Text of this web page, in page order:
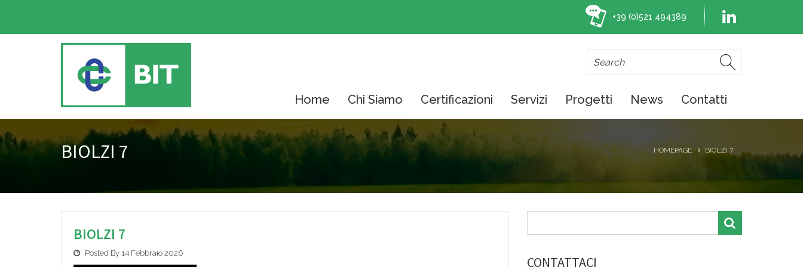
+39 (0)521 494389
Home Chi Siamo Certificazioni Servizi Progetti News Contatti
BIOLZI 7 HOMEPAGE BIOLZI 7
BIOLZI 7
Posted By 14 Febbraio 2026
CONTATTACI